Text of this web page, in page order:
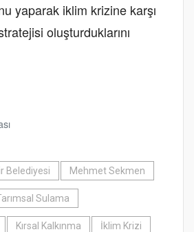
yaparak iklim krizine karşı
oluşturduklarını
Belediyesi
Mehmet Sekmen
Sulama
Kırsal Kalkınma İklim Krizi